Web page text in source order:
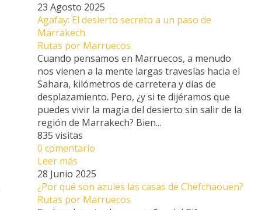
23 Agosto 2025
Agafay: El desierto secreto a un paso de
Marrakech
Rutas por Marruecos
Cuando pensamos en Marruecos, a menudo
nos vienen a la mente largas travesías hacia el
Sahara, kilómetros de carretera y días de
desplazamiento. Pero, ¿y si te dijéramos que
puedes vivir la magia del desierto sin salir de la
región de Marrakech? Bien...
835 visitas
0 comentario
Leer más
28 Junio 2025
¿Por qué son azules las casas de Chefchaouen?
Rutas por Marruecos